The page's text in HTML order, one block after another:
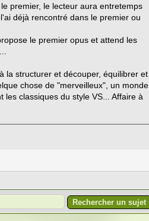
premier, le lecteur aura entretemps
déjà rencontré dans le premier ou
le premier opus et attend les
la structurer et découper, équilibrer et
chose de "merveilleux", un monde
classiques du style VS... Affaire à